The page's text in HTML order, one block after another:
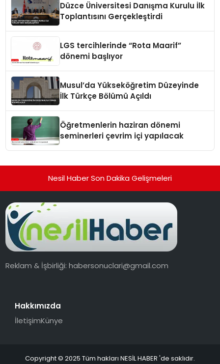
Düzce Üniversitesi Danışma Kurulu İlk
Toplantısını Gerçekleştirdi
LGS tercihlerinde “Rota Maarif”
dönemi başlıyor
Musul’da Yükseköğretim Düzeyinde
İlk Türkçe Bölümü Açıldı
Öğretmenlerin haziran dönemi
seminerleri çevrim içi yapılacak
Nesil Haber Son Dakika Gelişmeleri
Reklam & İşbirliği:habersonuclari@gmail.com
Hakkımızda
İletişimKünye
Copyright © 2025 Tüm hakları NESİL HABER 'de saklıdır.